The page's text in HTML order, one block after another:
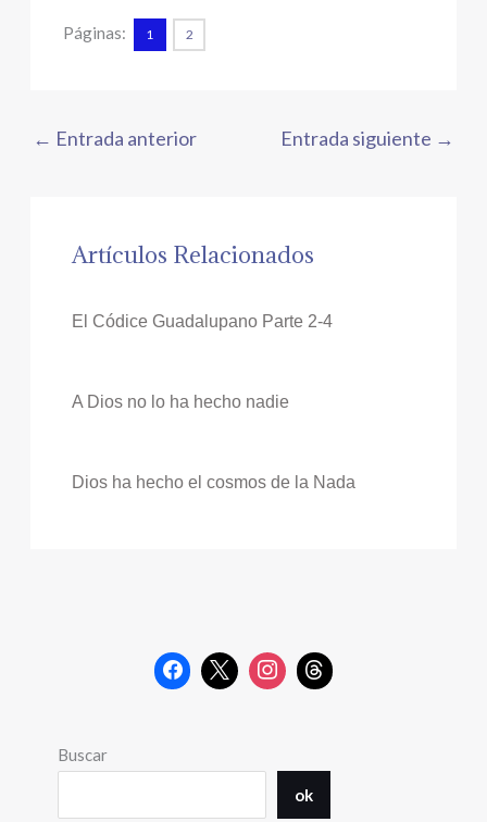
Páginas: 1 2
← Entrada anterior Entrada siguiente →
Artículos Relacionados
El Códice Guadalupano Parte 2-4
A Dios no lo ha hecho nadie
Dios ha hecho el cosmos de la Nada
Buscar
ok